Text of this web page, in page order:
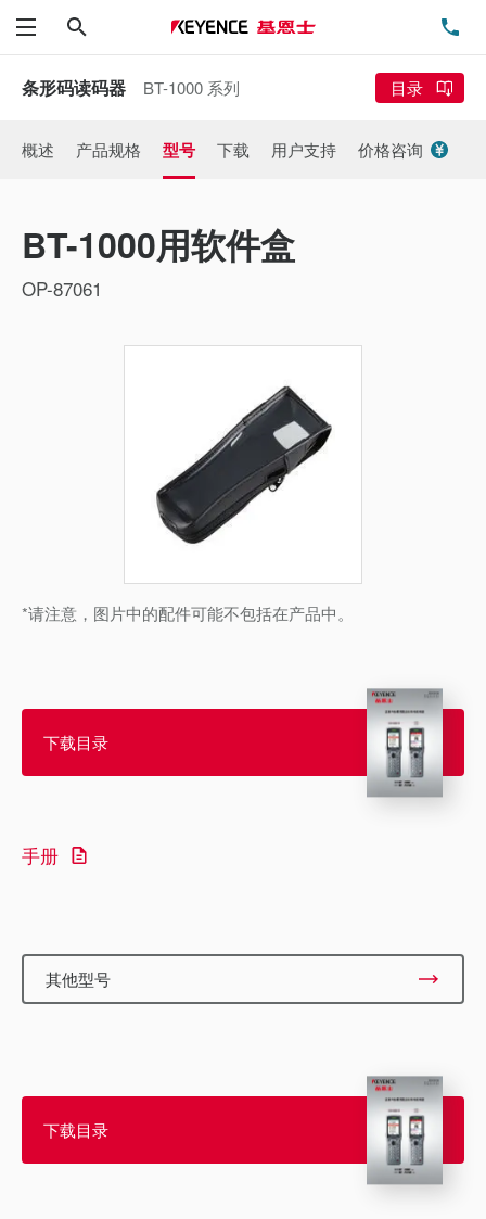
菜单
条形码读码器 BT-1000 系列 目录
概述 产品规格 型号 下载 用户支持 价格咨询
BT-1000用软件盒
OP-87061
*请注意，图片中的配件可能不包括在产品中。
下载目录
手册
其他型号
下载目录